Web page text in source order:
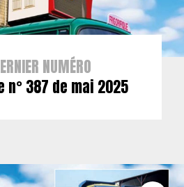
NUMÉRO
n° 387 de mai 2025